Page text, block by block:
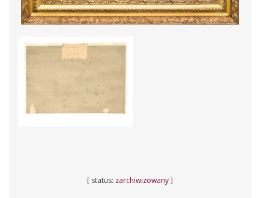
[ status: zarchiwizowany]